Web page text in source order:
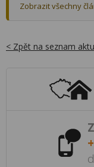
Zobrazit všechny
< Zpět na seznam